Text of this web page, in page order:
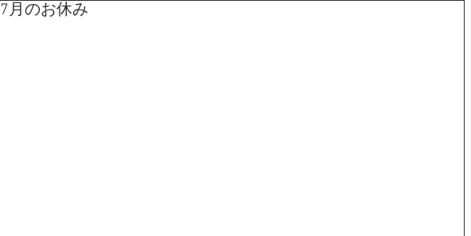
7月のお休み